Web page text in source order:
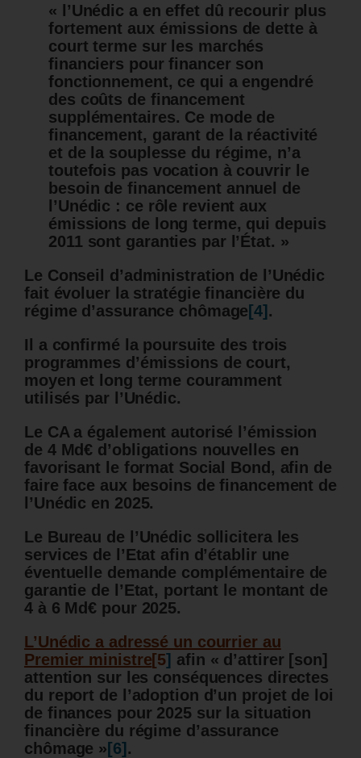
« l’Unédic a en effet dû recourir plus
fortement aux émissions de dette à
court terme sur les marchés
financiers pour financer son
fonctionnement, ce qui a engendré
des coûts de financement
supplémentaires. Ce mode de
financement, garant de la réactivité
et de la souplesse du régime, n’a
toutefois pas vocation à couvrir le
besoin de financement annuel de
l’Unédic : ce rôle revient aux
émissions de long terme, qui depuis
2011 sont garanties par l’État. »
Le Conseil d’administration de l’Unédic
fait évoluer la stratégie financière du
régime d’assurance chômage [4] .
Il a confirmé la poursuite des trois
programmes d’émissions de court,
moyen et long terme couramment
utilisés par l’Unédic.
Le CA a également autorisé l’émission
de 4 Md€ d’obligations nouvelles en
favorisant le format Social Bond, afin de
faire face aux besoins de financement de
l’Unédic en 2025.
Le Bureau de l’Unédic sollicitera les
services de l’Etat afin d’établir une
éventuelle demande complémentaire de
garantie de l’Etat, portant le montant de
4 à 6 Md€ pour 2025.
L’Unédic a adressé un courrier au
Premier ministre[5] afin « d’attirer [son]
attention sur les conséquences directes
du report de l’adoption d’un projet de loi
de finances pour 2025 sur la situation
financière du régime d’assurance
chômage » [6] .